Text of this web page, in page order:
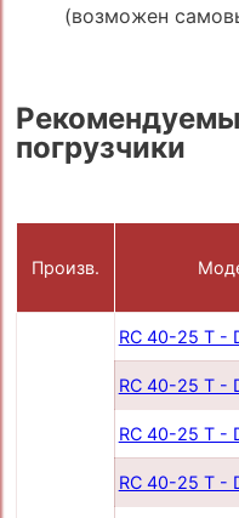
(возможен
погрузчики
Произв.
RC 40-25 T -
RC 40-25 T -
RC 40-25 T -
RC 40-25 T -